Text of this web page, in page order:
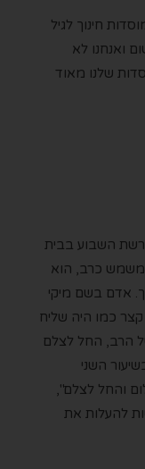
חינוך לגיל
ואנחנו לא
שלנו מאוד
השבוע בבית
משמש כרב, הוא
אדם בשם מיקי
כמו היה שליח
הרב, החל לצלם
השני
והחל לצלם",
להעלות את